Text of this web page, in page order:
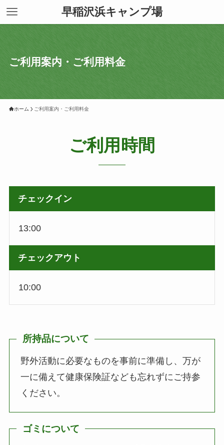
早稲沢浜キャンプ場
ご利用案内・ご利用料金
ホーム ご利用案内・ご利用料金
ご利用時間
チェックイン
13:00
チェックアウト
10:00
所持品について
野外活動に必要なものを事前に準備し、万が
一に備えて健康保険証なども忘れずにご持参
ください。
ゴミについて